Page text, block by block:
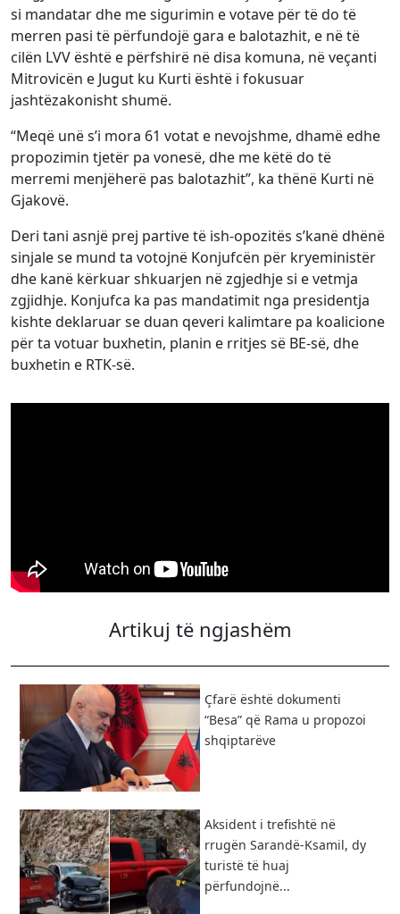
si mandatar dhe me sigurimin e votave për të do të
merren pasi të përfundojë gara e balotazhit, e në të
cilën LVV është e përfshirë në disa komuna, në veçanti
Mitrovicën e Jugut ku Kurti është i fokusuar
jashtëzakonisht shumë.
“Meqë unë s’i mora 61 votat e nevojshme, dhamë edhe
propozimin tjetër pa vonesë, dhe me këtë do të
merremi menjëherë pas balotazhit”, ka thënë Kurti në
Gjakovë.
Deri tani asnjë prej partive të ish-opozitës s’kanë dhënë
sinjale se mund ta votojnë Konjufcën për kryeministër
dhe kanë kërkuar shkuarjen në zgjedhje si e vetmja
zgjidhje. Konjufca ka pas mandatimit nga presidentja
kishte deklaruar se duan qeveri kalimtare pa koalicione
për ta votuar buxhetin, planin e rritjes së BE-së, dhe
buxhetin e RTK-së.
Artikuj të ngjashëm
Çfarë është dokumenti
“Besa” që Rama u propozoi
shqiptarëve
Aksident i trefishtë në
rrugën Sarandë-Ksamil, dy
turistë të huaj
përfundojnë...